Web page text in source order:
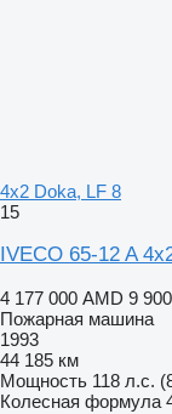
4x2 Doka, LF 8
15
IVECO 65-12 A
4 177 000 AMD 9
Пожарная машина
1993
44 185 км
Мощность 118 л.с.
Колесная формула